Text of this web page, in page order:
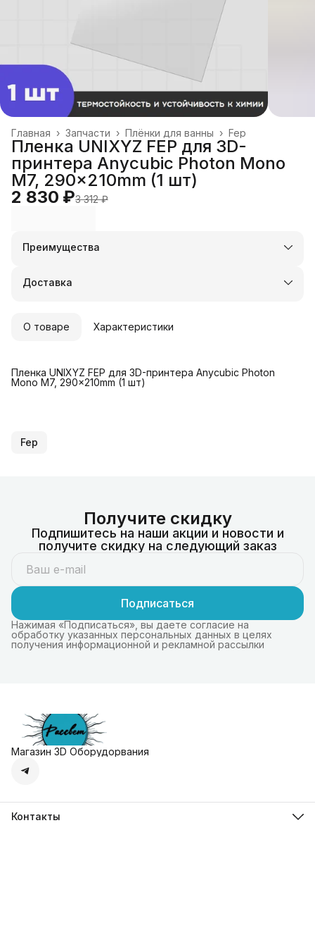
Fep
Плёнки для ванны ›
Запчасти ›
Главная ›
Пленка UNIXYZ FEP для 3D-
принтера Anycubic Photon Mono
M7, 290x210mm (1 шт)
2 830 ₽3 312 ₽
Преимущества
Оплата частями в Сплит
Удобный возврат
Доставка
О товаре Характеристики
Пленка UNIXYZ FEP для 3D-принтера Anycubic Photon
Mono M7, 290x210mm (1 шт)
Fep
Получите скидку
Подпишитесь на наши акции и новости и
получите скидку на следующий заказ
Подписаться
Нажимая «Подписаться», вы даете согласие на
обработку указанных персональных данных в целях
получения информационной и рекламной рассылки
Магазин 3D Оборудорвания
Контакты